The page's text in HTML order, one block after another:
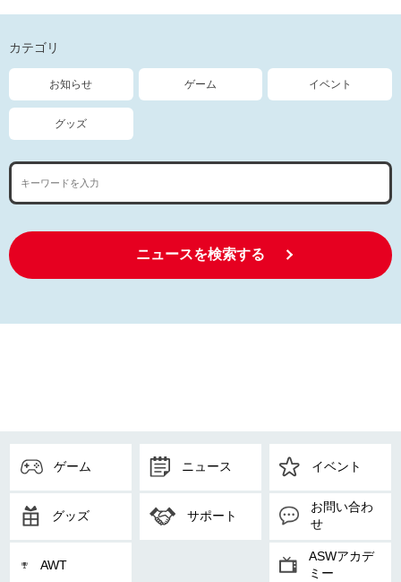
カテゴリ
お知らせ ゲーム イベント
グッズ
ニュースを検索する
ゲーム ニュース イベント
グッズ サポート
お問い合わ
せ
AWT
ASWアカデ
ミー